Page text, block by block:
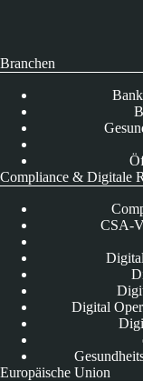
Branchen
Compliance & Digitale
CSA-
Digital
Europäische Union